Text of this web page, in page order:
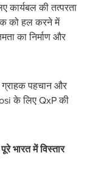
कार्यबल की तत्परता
को हल करने में
का निर्माण और
पहचान और
के लिए QxP की
भारत में विस्तार